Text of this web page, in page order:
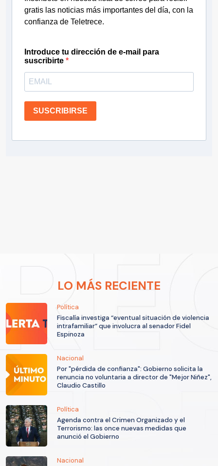
gratis las noticias más importantes del día, con la
confianza de Teletrece.
Introduce tu dirección de e-mail para
suscribirte
SUSCRIBIRSE
LO MÁS RECIENTE
Política
Fiscalía investiga “eventual situación de violencia
intrafamiliar” que involucra al senador Fidel
Espinoza
Nacional
Por "pérdida de confianza": Gobierno solicita la
renuncia no voluntaria a director de "Mejor Niñez",
Claudio Castillo
Política
Agenda contra el Crimen Organizado y el
Terrorismo: las once nuevas medidas que
anunció el Gobierno
Nacional